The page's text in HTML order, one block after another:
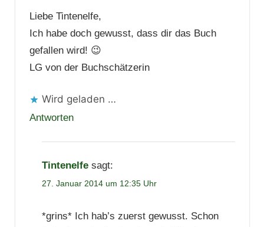
Liebe Tintenelfe,
Ich habe doch gewusst, dass dir das Buch
gefallen wird! 😉
LG von der Buchschätzerin
Wird geladen …
Antworten
Tintenelfe sagt:
27. Januar 2014 um 12:35 Uhr
*grins* Ich hab’s zuerst gewusst. Schon